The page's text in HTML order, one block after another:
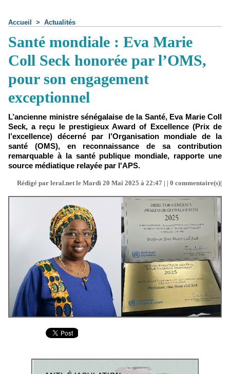
Accueil > Actualités
Santé mondiale : Eva Marie
Coll Seck honorée par l’OMS,
pour son engagement
exceptionnel
L’ancienne ministre sénégalaise de la Santé, Eva Marie Coll
Seck, a reçu le prestigieux Award of Excellence (Prix de
l’excellence) décerné par l’Organisation mondiale de la
santé (OMS), en reconnaissance de sa contribution
remarquable à la santé publique mondiale, rapporte une
source médiatique relayée par l'APS.
Rédigé par leral.net le Mardi 20 Mai 2025 à 22:47 | | 0 commentaire(s)|